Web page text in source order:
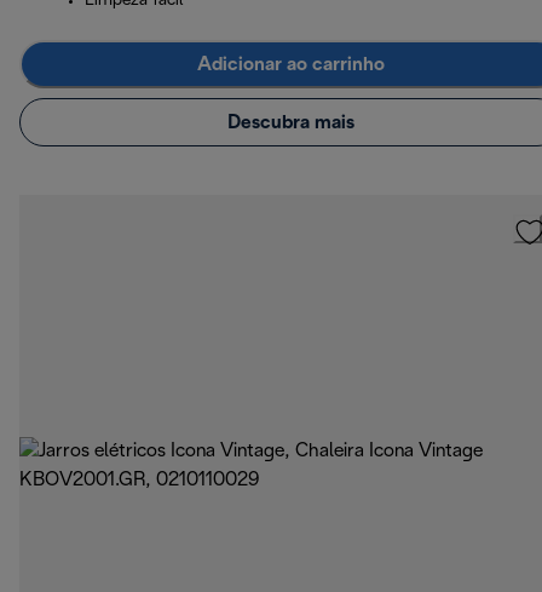
Adicionar ao carrinho
Descubra mais